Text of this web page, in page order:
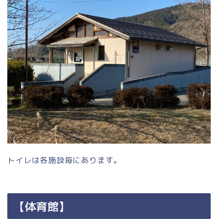
トイレは各施設毎にあります。
【体育館】